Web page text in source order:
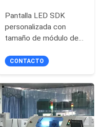
Pantalla LED SDK
personalizada con
tamaño de módulo de
píxel de 1.538 mm y
140 ° / Y: 120 °
CONTACTO